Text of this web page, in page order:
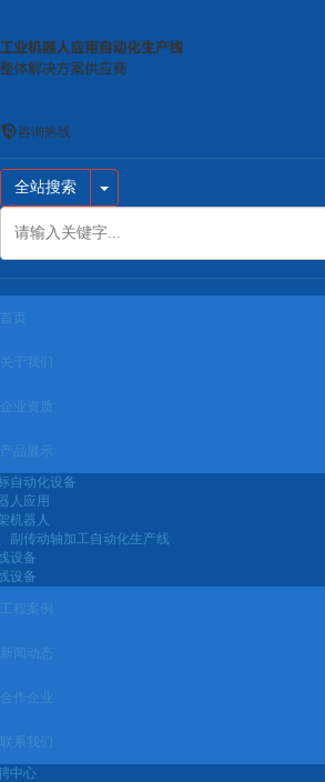
咨询热线
全站搜索
首页
关于我们
企业资质
产品展示
自动化设备
人应用
机器人
副传动轴加工自动化生产线
设备
设备
工程案例
新闻动态
合作企业
联系我们
中心